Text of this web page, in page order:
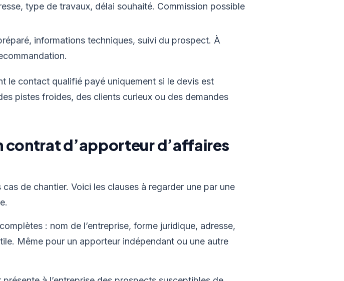
type de travaux, délai souhaité. Commission possible
informations techniques, suivi du prospect. À
le contact qualifié payé uniquement si le devis est
pistes froides, des clients curieux ou des demandes
contrat d’apporteur d’affaires
de chantier. Voici les clauses à regarder une par une
: nom de l’entreprise, forme juridique, adresse,
Même pour un apporteur indépendant ou une autre